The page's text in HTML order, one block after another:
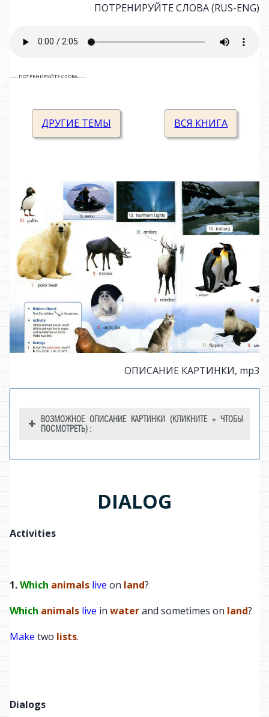
ПОТРЕНИРУЙТЕ СЛОВА (RUS-ENG)
-----ПОТРЕНИРУЙТЕ СЛОВА-----
ДРУГИЕ ТЕМЫ ВСЯ КНИГА
ОПИСАНИЕ КАРТИНКИ, mp3
ВОЗМОЖНОЕ ОПИСАНИЕ КАРТИНКИ (КЛИКНИТЕ + ЧТОБЫ
ПОСМОТРЕТЬ) :
Посмотрите на
3
сидит белый
In the foreground, a
5
DIALOG
Activities
1.Which animals live on land?
Which animals live in waterand sometimes on land?
Make two lists.
Dialogs